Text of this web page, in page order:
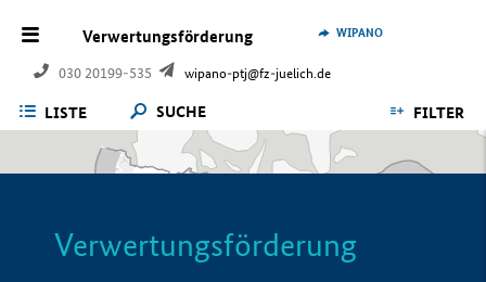
Verwertungsförderung
030 20199-535 wipano-ptj@fz-juelich.de
WIPANO
LISTE SUCHE FILTER
Verwertungsförderung